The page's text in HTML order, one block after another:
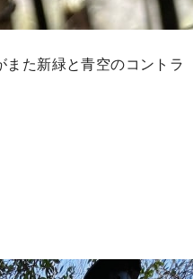
た新緑と青空のコントラ